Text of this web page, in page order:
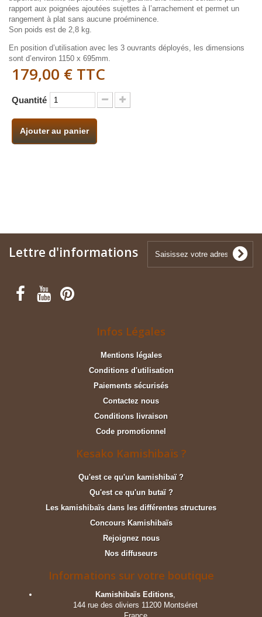
rapport aux poignées ajoutées sujettes à l’arrachement et permet un
rangement à plat sans aucune proéminence.
Son poids est de 2,8 kg.
En position d’utilisation avec les 3 ouvrants déployés, les dimensions
sont d’environ 1150 x 695mm.
179,00 € TTC
Quantité
Ajouter au panier
Lettre d'informations
Infos Légales
Mentions légales
Conditions d'utilisation
Paiements sécurisés
Contactez nous
Conditions livraison
Code promotionnel
Kesako Kamishibaïs ?
Qu'est ce qu'un kamishibaï ?
Qu'est ce qu'un butaï ?
Les kamishibaïs dans les différentes structures
Concours Kamishibaïs
Rejoignez nous
Nos diffuseurs
Informations sur votre boutique
Kamishibaïs Editions,
144 rue des oliviers 11200 Montséret